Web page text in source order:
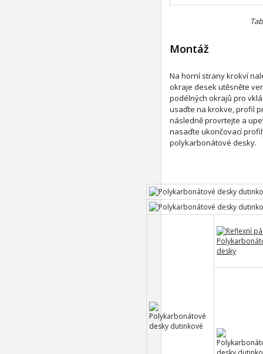
Montáž
Na horní strany krokví
okraje desek utěsněte
podélných okrajů pro
usaďte na krokve, profil
následně provrtejte a
nasaďte ukončovací
polykarbonátové desky.